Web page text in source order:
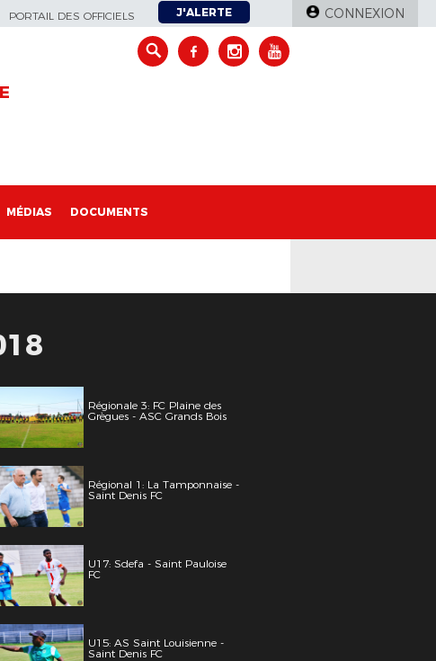
PORTAIL DES OFFICIELS J'ALERTE CONNEXION
MÉDIAS DOCUMENTS
Régionale 3: FC Plaine des
Grègues - ASC Grands Bois
Régional 1: La Tamponnaise -
Saint Denis FC
U17: Sdefa - Saint Pauloise
FC
U15: AS Saint Louisienne -
Saint Denis FC